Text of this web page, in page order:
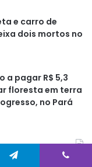
e carro de
dois mortos no
a pagar R$ 5,3
floresta em terra
no Pará